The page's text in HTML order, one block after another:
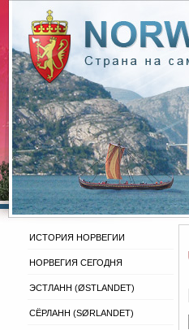
ИСТОРИЯ НОРВЕГИИ
НОРВЕГИЯ СЕГОДНЯ
ЭСТЛАНН (ØSTLANDET)
СЁРЛАНН (SØRLANDET)